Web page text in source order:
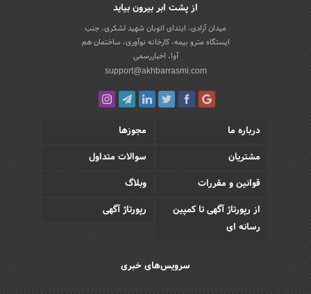
از پشت ابر بیرون بیاید
میدان آزادی، ابتدای اتوبان شهید لشکری، جنب
ایستگاه مترو بیمه، کارخانه نوآوری، ساختمان هم
آوا، اخباررسمی
support@akhbarrasmi.com
درباره ما
مجوزها
مشتریان
سوالات متداول
قوانین و مقررات
وبلاگ
از رپورتاژ آگهی تا کمپین
رسانه ای
رپورتاژ آگهی
سرویس‌های خبری